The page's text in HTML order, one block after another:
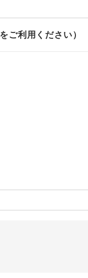
ご利用ください）
発の計画にとても便利で